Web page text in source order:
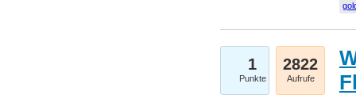
1
Punkte
2822
Aufrufe